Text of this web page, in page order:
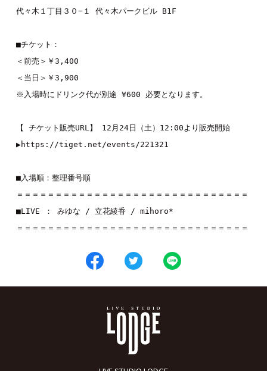
代々木１丁目３０−１ 代々木パークビル B1F
■チケット：
＜前売＞￥3,400
＜当日＞￥3,900
※入場時にドリンク代が別途 ¥600 必要となります。
【 チケット販売URL】 12月24日（土）12:00より販売開始
▶︎https://tiget.net/events/221321
■入場順：整理番号順
＝＝＝＝＝＝＝＝＝＝＝＝＝＝＝＝＝＝＝＝＝＝＝＝＝＝＝＝＝＝
■LIVE ： みゆな / 立花綾香 / mihoro*
＝＝＝＝＝＝＝＝＝＝＝＝＝＝＝＝＝＝＝＝＝＝＝＝＝＝＝＝＝＝